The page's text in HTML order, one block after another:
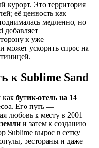
Это территория
её ценность как
медленно, но
добавляет
к уже
может ускорить спрос на
к Sublime Sand
как бутик-отель на 14
Его путь —
любовь к месту в 2001
и затем к созданию
Sublime вырос в сетку
рестораны и даже